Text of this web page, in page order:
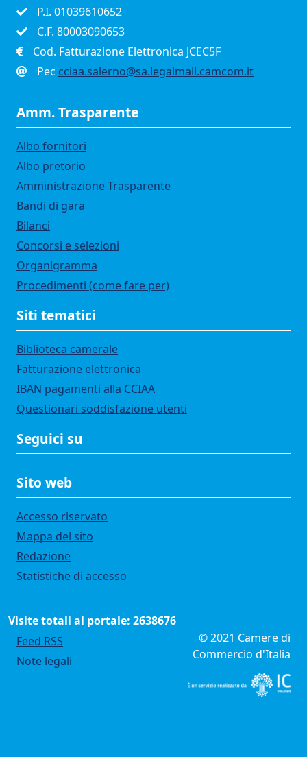
P.I. 01039610652
C.F. 80003090653
Cod. Fatturazione Elettronica JCEC5F
Pec cciaa.salerno@sa.legalmail.camcom.it
Amm. Trasparente
Albo fornitori
Albo pretorio
Amministrazione Trasparente
Bandi di gara
Bilanci
Concorsi e selezioni
Organigramma
Procedimenti (come fare per)
Siti tematici
Biblioteca camerale
Fatturazione elettronica
IBAN pagamenti alla CCIAA
Questionari soddisfazione utenti
Seguici su
Sito web
Accesso riservato
Mappa del sito
Redazione
Statistiche di accesso
Visite totali al portale: 2638676
Menù privacy
Feed RSS
Note legali
© 2021 Camere di
Commercio d'Italia